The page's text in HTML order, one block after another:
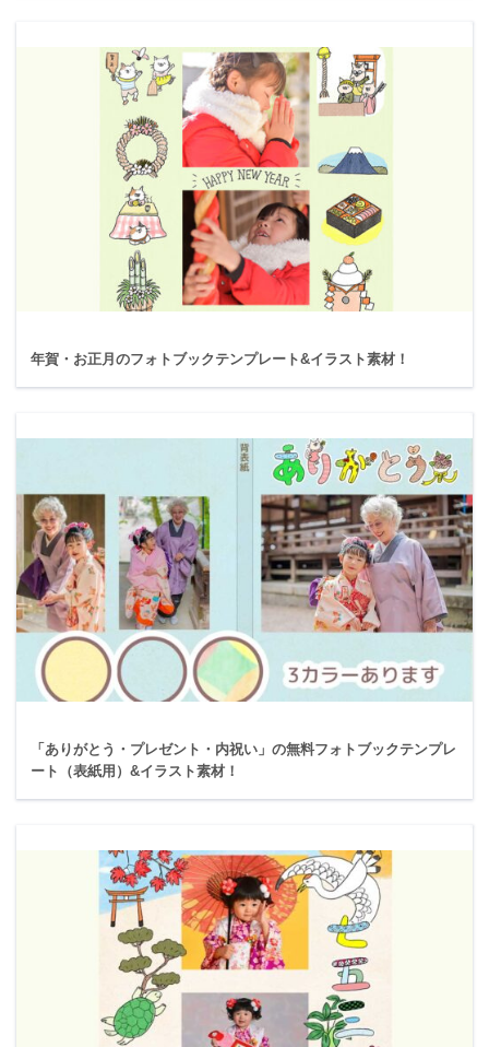
年賀・お正月のフォトブックテンプレート&イラスト素材！
「ありがとう・プレゼント・内祝い」の無料フォトブックテンプレ
ート（表紙用）&イラスト素材！